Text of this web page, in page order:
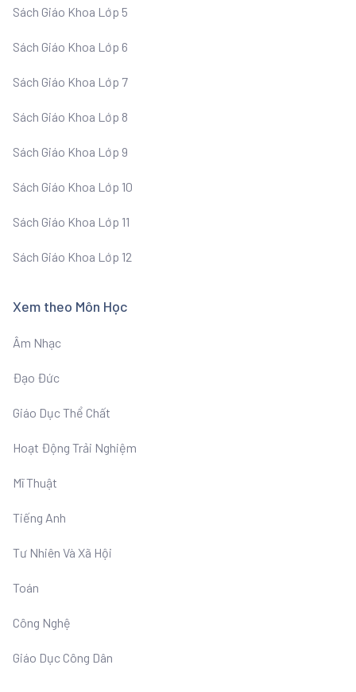
Sách Giáo Khoa Lớp 5
Sách Giáo Khoa Lớp 6
Sách Giáo Khoa Lớp 7
Sách Giáo Khoa Lớp 8
Sách Giáo Khoa Lớp 9
Sách Giáo Khoa Lớp 10
Sách Giáo Khoa Lớp 11
Sách Giáo Khoa Lớp 12
Xem theo Môn Học
Âm Nhạc
Đạo Đức
Giáo Dục Thể Chất
Hoạt Động Trải Nghiệm
Mĩ Thuật
Tiếng Anh
Tư Nhiên Và Xã Hội
Toán
Công Nghệ
Giáo Dục Công Dân